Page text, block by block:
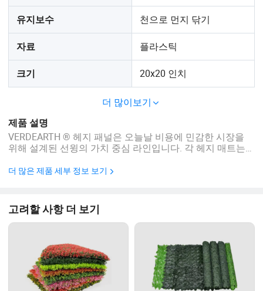
유지보수 천으로 먼지 닦기
자료 플라스틱
크기 20x20 인치
더 많이보기
제품 설명
VERDEARTH ® 헤지 패널은 오늘날 비용에 민감한 시장을
위해 설계된 선윙의 가치 중심 라인입니다. 각 헤지 매트는
규모 친환경 설치를 위한 스마트하고 안정적인 옵션을 제공
관성을 유지하면서 불필요한 생산 비용을 줄여줍니다. 그 결
과, 취급이 쉽고 설치가 빠르고 리셀할 수 있는 제품이 탄생
했습니다. 사양 제품 이미지 더 많은 시리즈 ...
더 많은 제품 세부 정보 보기
고려할 사항 더 보기